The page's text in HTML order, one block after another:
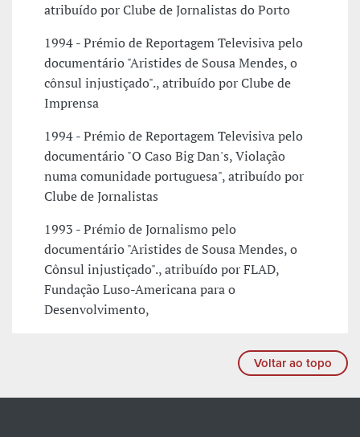
atribuído por Clube de Jornalistas do Porto
1994 - Prémio de Reportagem Televisiva pelo
documentário "Aristides de Sousa Mendes, o
cônsul injustiçado"., atribuído por Clube de
Imprensa
1994 - Prémio de Reportagem Televisiva pelo
documentário "O Caso Big Dan's, Violação
numa comunidade portuguesa", atribuído por
Clube de Jornalistas
1993 - Prémio de Jornalismo pelo
documentário "Aristides de Sousa Mendes, o
Cônsul injustiçado"., atribuído por FLAD,
Fundação Luso-Americana para o
Desenvolvimento,
Voltar ao topo